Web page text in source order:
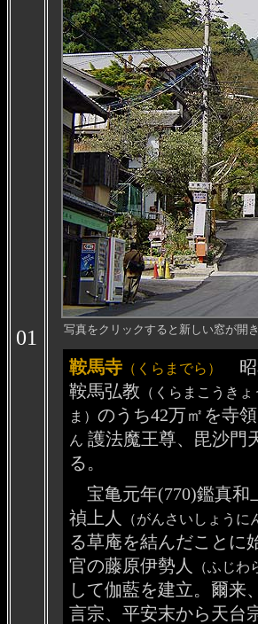
01 写真をクリックすると新しい窓が開
鞍馬寺 （くらまでら）
鞍馬弘教 （くらまこうきょ
ま） のうち42万㎡を寺
ん 護法魔王尊、毘沙門
る。
宝亀元年(770)鑑真和
禎上人 （がんさいしょうに
る草庵を結んだことに
官の藤原伊勢人 （ふじわ
して伽藍を建立。 爾来
言宗、平安末から天台